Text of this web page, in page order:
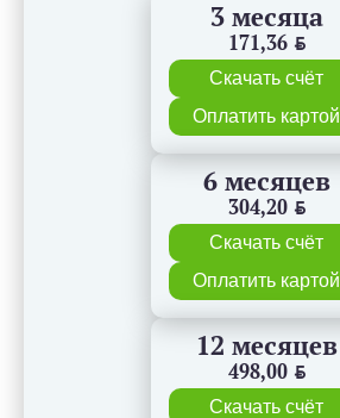
3 месяца
171,36 BYN
Скачать счёт
Оплатить картой
6 месяцев
304,20 BYN
Скачать счёт
Оплатить картой
12 месяцев
498,00 BYN
Скачать счёт